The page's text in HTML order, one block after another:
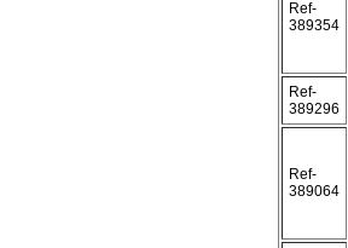
Ref-
389354
Ref-
389296
Ref-
389064